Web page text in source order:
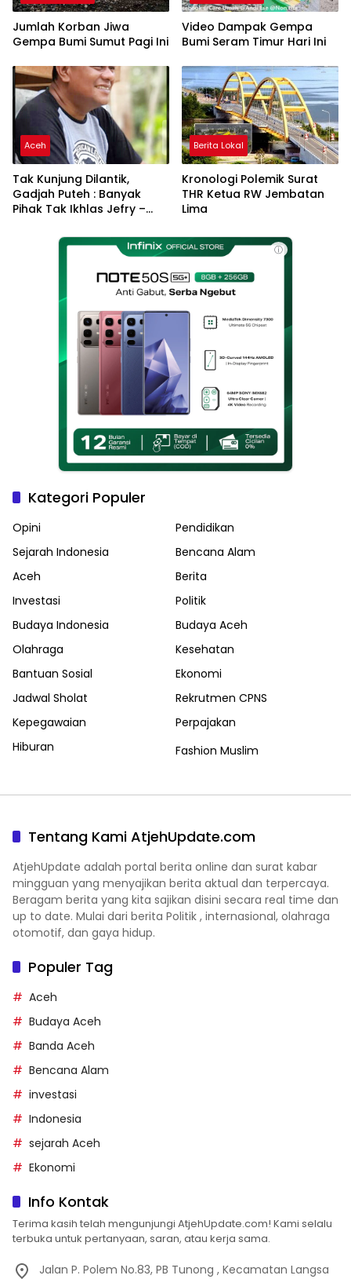
Jumlah Korban Jiwa
Gempa Bumi Sumut Pagi Ini
Video Dampak Gempa
Bumi Seram Timur Hari Ini
Aceh
Tak Kunjung Dilantik,
Gadjah Puteh : Banyak
Pihak Tak Ikhlas Jefry –
Berita Lokal
Kronologi Polemik Surat
THR Ketua RW Jembatan
Lima
ⓘ
Kategori Populer
Opini
Pendidikan
Sejarah Indonesia
Bencana Alam
Aceh
Berita
Investasi
Politik
Budaya Indonesia
Budaya Aceh
Olahraga
Kesehatan
Bantuan Sosial
Ekonomi
Jadwal Sholat
Rekrutmen CPNS
Kepegawaian
Perpajakan
Hiburan
Fashion Muslim
Tentang Kami AtjehUpdate.com
AtjehUpdate adalah portal berita online dan surat kabar
mingguan yang menyajikan berita aktual dan terpercaya.
Beragam berita yang kita sajikan disini secara real time dan
up to date. Mulai dari berita Politik , internasional, olahraga
otomotif, dan gaya hidup.
Populer Tag
Aceh
Budaya Aceh
Banda Aceh
Bencana Alam
investasi
Indonesia
sejarah Aceh
Ekonomi
Info Kontak
Terima kasih telah mengunjungi AtjehUpdate.com! Kami selalu
terbuka untuk pertanyaan, saran, atau kerja sama.
Jalan P. Polem No.83, PB Tunong , Kecamatan Langsa